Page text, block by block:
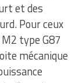
et des
Pour ceux
type G87
mécanique